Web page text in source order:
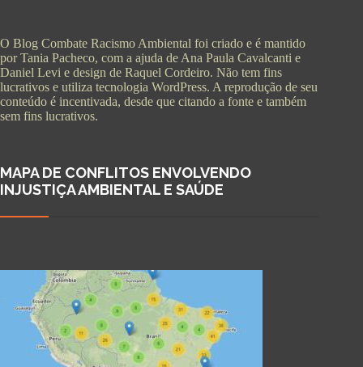
O Blog Combate Racismo Ambiental foi criado e é mantido
por Tania Pacheco, com a ajuda de Ana Paula Cavalcanti e
Daniel Levi e design de Raquel Cordeiro. Não tem fins
lucrativos e utiliza tecnologia WordPress. A reprodução de seu
conteúdo é incentivada, desde que citando a fonte e também
sem fins lucrativos.
MAPA DE CONFLITOS ENVOLVENDO
INJUSTIÇA AMBIENTAL E SAÚDE